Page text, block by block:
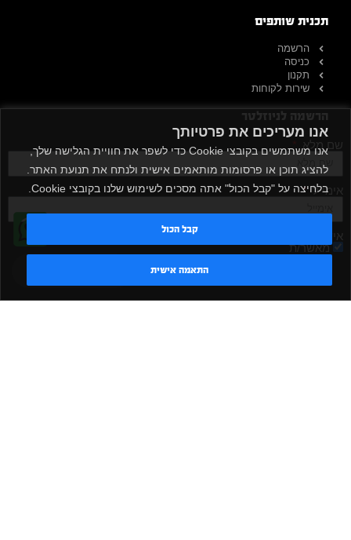
אנו מעריכים את פרטיותך
אנו משתמשים בקובצי Cookie כדי לשפר את חוויית הגלישה שלך,
להציג תוכן או פרסומות מותאמים אישית ולנתח את תנועת האתר.
בלחיצה על "קבל הכול" אתה מסכים לשימוש שלנו בקובצי Cookie.
התאמה אישית
קבל הכול
תכנית שותפים
הרשמה
כניסה
תקנון
שירות לקוחות
הרשמה לניוזלטר
שם מלא
אימייל
אישור קבלת דיוור
מאשר/ת